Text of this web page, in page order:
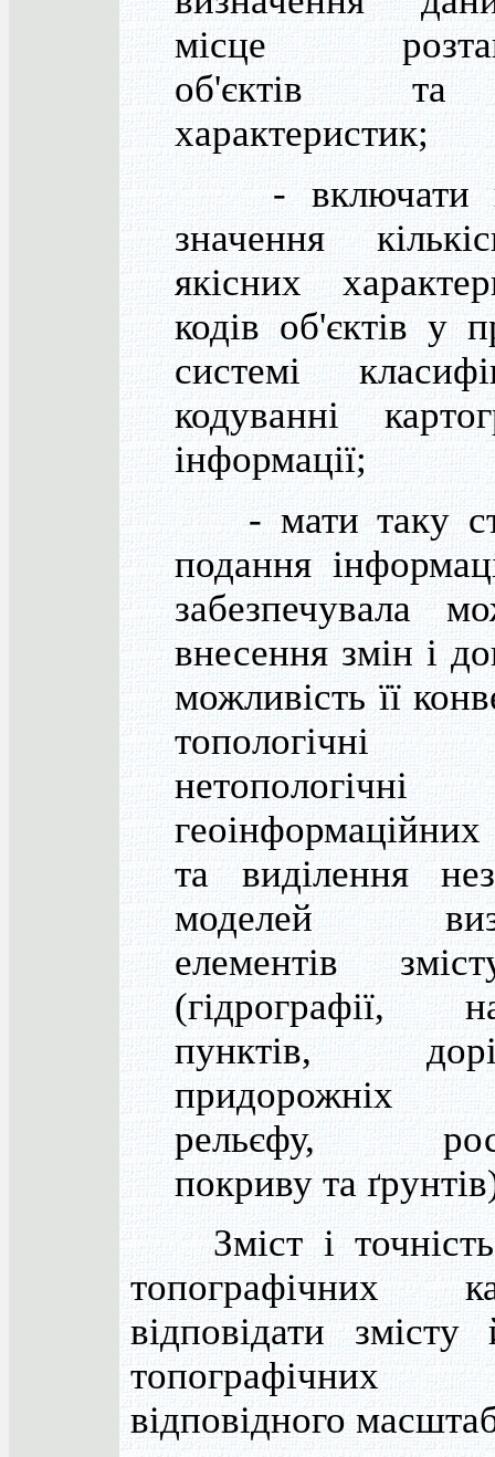
місце
об'єктів та
характеристик;
- включати
значення
якісних
кодів об'єктів у
системі
кодуванні
інформації;
- мати таку
подання
забезпечувала
внесення змін і
можливість її
нетопологічні
та виділення
моделей
елементів
(гідрографії,
пунктів,
придорожніх
рельєфу,
покриву та
Зміст і
топографічних
відповідати змісту
відповідного